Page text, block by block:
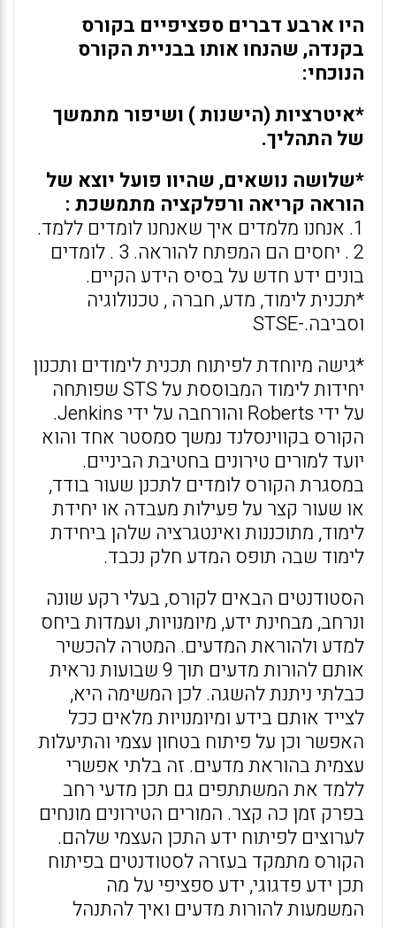
היו ארבע דברים ספציפיים בקורס
בקנדה, שהנחו אותו בבניית הקורס
הנוכחי:
*איטרציות (הישנות ) ושיפור מתמשך
של התהליך.
*שלושה נושאים, שהיוו פועל יוצא של
הוראה קריאה ורפלקציה מתמשכת :
1. אנחנו מלמדים איך שאנחנו לומדים ללמד.
2 . יחסים הם המפתח להוראה. 3 . לומדים
בונים ידע חדש על בסיס הידע הקיים.
*תכנית לימוד, מדע, חברה , טכנולוגיה
וסביבה.-STSE
*גישה מיוחדת לפיתוח תכנית לימודים ותכנון
יחידות לימוד המבוססת על STS שפותחה
על ידי Roberts והורחבה על ידי Jenkins.
הקורס בקווינסלנד נמשך סמסטר אחד והוא
יועד למורים טירונים בחטיבת הביניים.
במסגרת הקורס לומדים לתכנן שעור בודד,
או שעור קצר על פעילות מעבדה או יחידת
לימוד, מתוכננות ואינטגרציה שלהן ביחידת
לימוד שבה תופס המדע חלק נכבד.
הסטודנטים הבאים לקורס, בעלי רקע שונה
ונרחב, מבחינת ידע, מיומנויות, ועמדות ביחס
למדע ולהוראת המדעים. המטרה להכשיר
אותם להורות מדעים תוך 9 שבועות נראית
כבלתי ניתנת להשגה. לכן המשימה היא,
לצייד אותם בידע ומיומנויות מלאים ככל
האפשר וכן על פיתוח בטחון עצמי והתיעלות
עצמית בהוראת מדעים. זה בלתי אפשרי
ללמד את המשתתפים גם תכן מדעי רחב
בפרק זמן כה קצר. המורים הטירונים מונחים
לערוצים לפיתוח ידע התכן העצמי שלהם.
הקורס מתמקד בעזרה לסטודנטים בפיתוח
תכן ידע פדגוגי, ידע ספציפי על מה
המשמעות להורות מדעים ואיך להתנהל